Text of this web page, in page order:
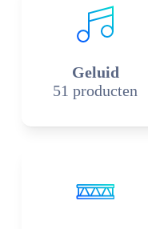
Geluid
51 producten